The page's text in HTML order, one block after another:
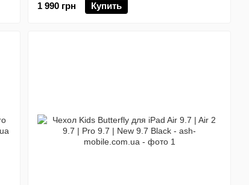
1 990 грн
Купить